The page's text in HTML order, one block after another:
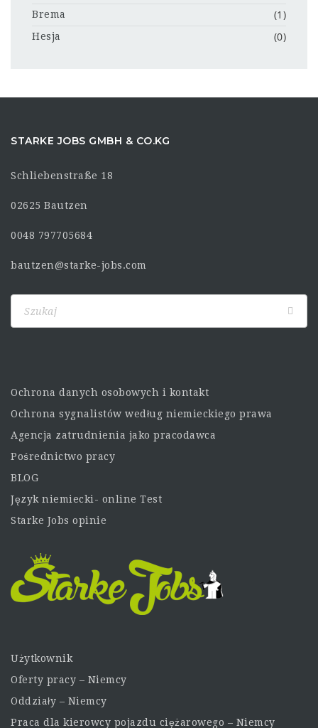
Brema (1)
Hesja (0)
STARKE JOBS GMBH & CO.KG
Schliebenstraße 18
02625 Bautzen
0048 797705684
bautzen@starke-jobs.com
Ochrona danych osobowych i kontakt
Ochrona sygnalistów według niemieckiego prawa
Agencja zatrudnienia jako pracodawca
Pośrednictwo pracy
BLOG
Język niemiecki- online Test
Starke Jobs opinie
Użytkownik
Oferty pracy – Niemcy
Oddziały – Niemcy
Praca dla kierowcy pojazdu ciężarowego – Niemcy